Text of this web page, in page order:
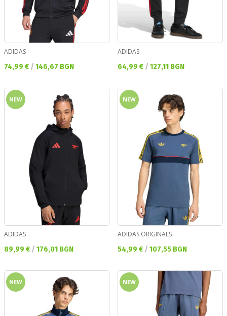
ADIDAS
Текуща цена:
74,99 € / 146,67 BGN
ADIDAS
Текуща цена:
64,99 € / 127,11 BGN
NEW
ADIDAS
Текуща цена:
89,99 € / 176,01 BGN
NEW
ADIDAS ORIGINALS
Текуща цена:
54,99 € / 107,55 BGN
NEW NEW